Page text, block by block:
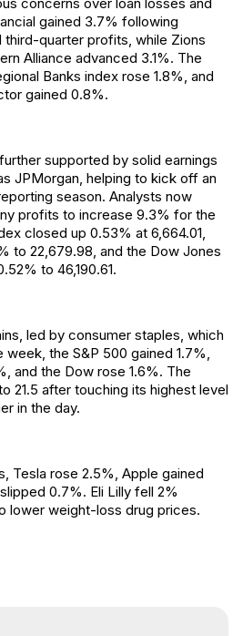
gained 3.7% following
quarter profits, while Zions
Alliance advanced 3.1%. The
Banks index rose 1.8%, and
gained 0.8%.
supported by solid earnings
JPMorgan, helping to kick off an
season. Analysts now
profits to increase 9.3% for the
closed up 0.53% at 6,664.01,
to 22,679.98, and the Dow Jones
to 46,190.61.
led by consumer staples, which
week, the S&P 500 gained 1.7%,
and the Dow rose 1.6%. The
21.5 after touching its highest level
in the day.
Tesla rose 2.5%, Apple gained
0.7%. Eli Lilly fell 2%
lower weight-loss drug prices.